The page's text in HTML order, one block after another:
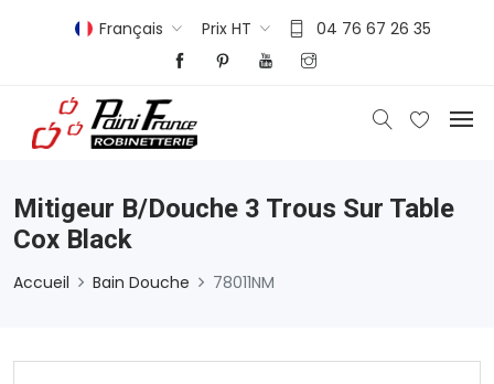
Français Prix HT 04 76 67 26 35
Mitigeur B/douche 3 Trous Sur Table
Cox Black
Accueil Bain Douche 78011NM